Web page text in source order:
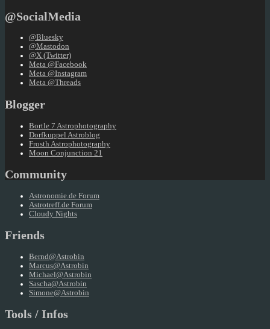
@SocialMedia
@Bluesky
@Mastodon
@X (Twitter)
Meta @Facebook
Meta @Instagram
Meta @Threads
Blogger
Bortle 7 Astrophotography
Dorfkuppel Astroblog
Frosth Astrophotography
Moon Conjunction 21
Community
Astronomie.de Forum
Astrotreff.de Forum
Cloudy Nights
Friends
Bernd@Astrobin
Marcus@Astrobin
Michael@Astrobin
Sascha@Astrobin
Simone@Astrobin
Tools / Infos